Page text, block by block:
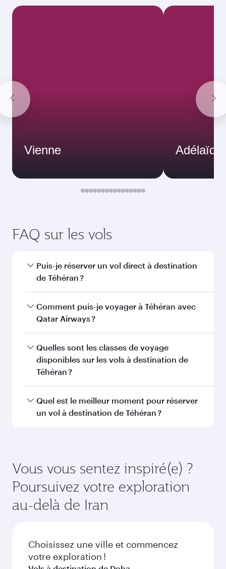
Janvier
Vous aimerez peut-être aussi...
Puis-je réserver un vol direct à destination